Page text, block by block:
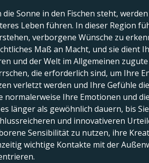
die Sonne in den Fischen steht,
Leben führen. In dieser Region
verborgene Wünsche zu
Maß an Macht, und sie dient
und der Welt im Allgemeinen
die erforderlich sind, um Ihre
verletzt werden und Ihre Gefühle
normalerweise Ihre Emotionen und
länger als gewöhnlich dauern, bis
und innovativeren
Sensibilität zu nutzen, ihre
wichtige Kontakte mit der